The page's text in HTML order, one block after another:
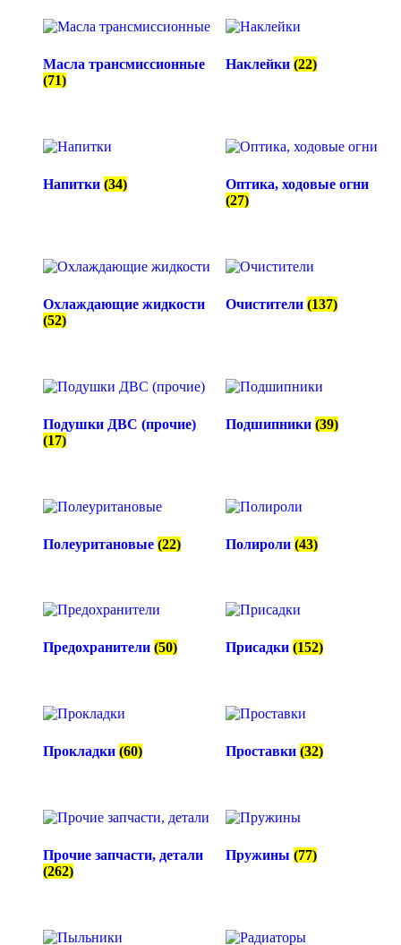
Масла трансмиссионные
(71)
Наклейки (22)
Напитки (34)
Оптика, ходовые огни
(27)
Охлаждающие жидкости
(52)
Очистители (137)
Подушки ДВС (прочие)
(17)
Подшипники (39)
Полеуритановые (22) Полироли (43)
Предохранители (50) Присадки (152)
Прокладки (60) Проставки (32)
Прочие запчасти, детали
(262)
Пружины (77)